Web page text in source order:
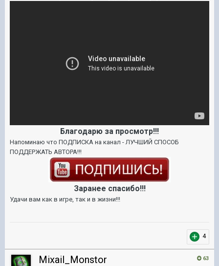
Благодарю за просмотр!!!
Напоминаю что ПОДПИСКА на канал - ЛУЧШИЙ СПОСОБ
ПОДДЕРЖАТЬ АВТОРА!!!
Заранее спасибо!!!
Удачи вам как в игре, так и в жизни!!!
4
63
Mixail_Monstor